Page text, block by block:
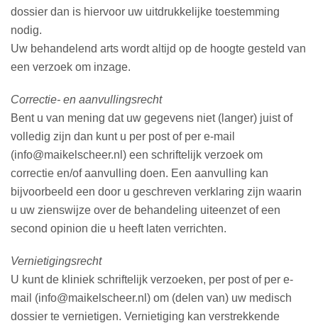
dossier dan is hiervoor uw uitdrukkelijke toestemming
nodig.
Uw behandelend arts wordt altijd op de hoogte gesteld van
een verzoek om inzage.
Correctie- en aanvullingsrecht
Bent u van mening dat uw gegevens niet (langer) juist of
volledig zijn dan kunt u per post of per e-mail
(info@maikelscheer.nl) een schriftelijk verzoek om
correctie en/of aanvulling doen. Een aanvulling kan
bijvoorbeeld een door u geschreven verklaring zijn waarin
u uw zienswijze over de behandeling uiteenzet of een
second opinion die u heeft laten verrichten.
Vernietigingsrecht
U kunt de kliniek schriftelijk verzoeken, per post of per e-
mail (info@maikelscheer.nl) om (delen van) uw medisch
dossier te vernietigen. Vernietiging kan verstrekkende